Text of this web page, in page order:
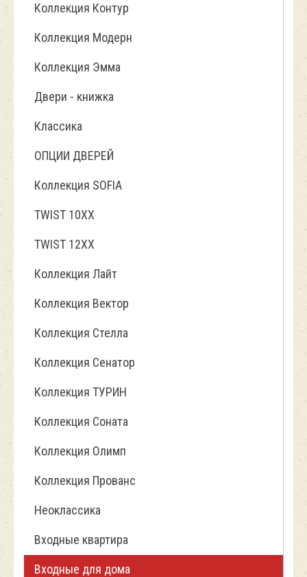
Коллекция Контур
Коллекция Модерн
Коллекция Эмма
Двери - книжка
Классика
ОПЦИИ ДВЕРЕЙ
Коллекция SOFIA
TWIST 10ХХ
TWIST 12XX
Коллекция Лайт
Коллекция Вектор
Коллекция Стелла
Коллекция Сенатор
Коллекция ТУРИН
Коллекция Соната
Коллекция Олимп
Коллекция Прованс
Неоклассика
Входные квартира
Входные для дома